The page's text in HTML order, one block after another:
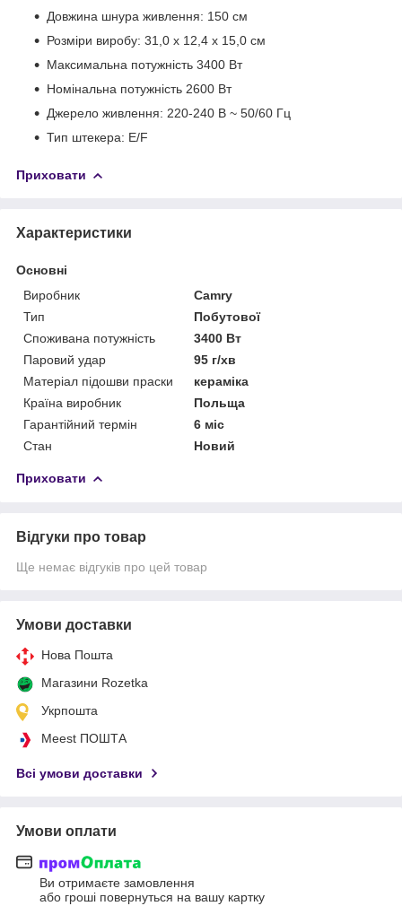
Довжина шнура живлення: 150 см
Розміри виробу: 31,0 x 12,4 x 15,0 см
Максимальна потужність 3400 Вт
Номінальна потужність 2600 Вт
Джерело живлення: 220-240 В ~ 50/60 Гц
Тип штекера: E/F
Приховати
Характеристики
Основні
Виробник
Camry
Тип
Побутової
Споживана потужність
3400 Вт
Паровий удар
95 г/хв
Матеріал підошви праски
кераміка
Країна виробник
Польща
Гарантійний термін
6 міс
Стан
Новий
Приховати
Відгуки про товар
Ще немає відгуків про цей товар
Умови доставки
Нова Пошта
Магазини Rozetka
Укрпошта
Meest ПОШТА
Всі умови доставки
Умови оплати
Ви отримаєте замовлення
або гроші повернуться на вашу картку